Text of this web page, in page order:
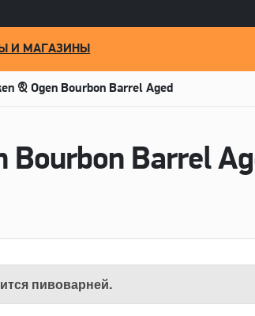
И МАГАЗИНЫ
& Ogen Bourbon Barrel Aged
пивоварней.